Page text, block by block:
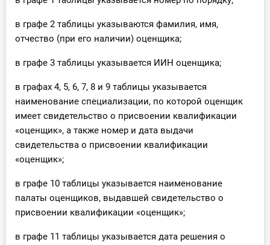
в графе 2 таблицы указываются фамилия, имя,
отчество (при его наличии) оценщика;
в графе 3 таблицы указывается ИИН оценщика;
в графах 4, 5, 6, 7, 8 и 9 таблицы указывается
наименование специализации, по которой оценщик
имеет свидетельство о присвоении квалификации
«оценщик», а также номер и дата выдачи
свидетельства о присвоении квалификации
«оценщик»;
в графе 10 таблицы указывается наименование
палаты оценщиков, выдавшей свидетельство о
присвоении квалификации «оценщик»;
в графе 11 таблицы указывается дата решения о